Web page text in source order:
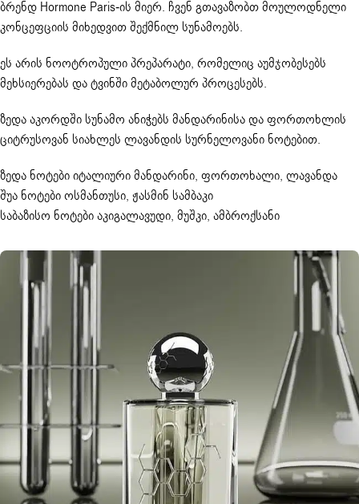
ბრენდ Hormone Paris-ის მიერ. ჩვენ გთავაზობთ მოულოდნელი
კონცეფციის მიხედვით შექმნილ სუნამოებს.
ეს არის ნოოტროპული პრეპარატი, რომელიც აუმჯობესებს
მეხსიერებას და ტვინში მეტაბოლურ პროცესებს.
ზედა აკორდში სუნამო ანიჭებს მანდარინისა და ფორთოხლის
ციტრუსოვან სიახლეს ლავანდის სურნელოვანი ნოტებით.
ზედა ნოტები იტალიური მანდარინი, ფორთოხალი, ლავანდა
შუა ნოტები ოსმანთუსი, ჟასმინ სამბაკი
საბაზისო ნოტები აკიგალავუდი, მუშკი, ამბროქსანი